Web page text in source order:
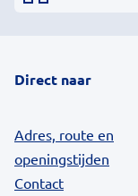
Direct naar
Adres, route en
openingstijden
Contact